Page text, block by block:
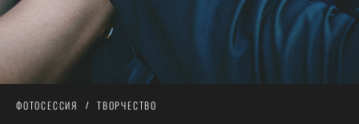
ФОТОСЕССИЯ ТВОРЧЕСТВО